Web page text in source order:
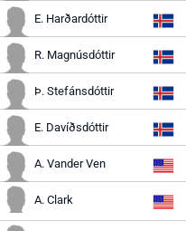
E. Harðardóttir
R. Magnúsdóttir
Þ. Stefánsdóttir
E. Davíðsdóttir
A. Vander Ven
A. Clark